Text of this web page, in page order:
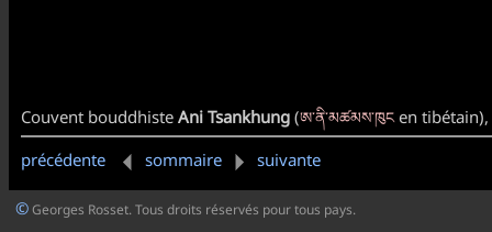
Couvent bouddhiste Ani Tsankhung (ཨ་ནི་མཚམས་ཁུངen tibétain),
précédente
sommaire suivante
©Georges Rosset. Tous droits réservés pour tous pays.